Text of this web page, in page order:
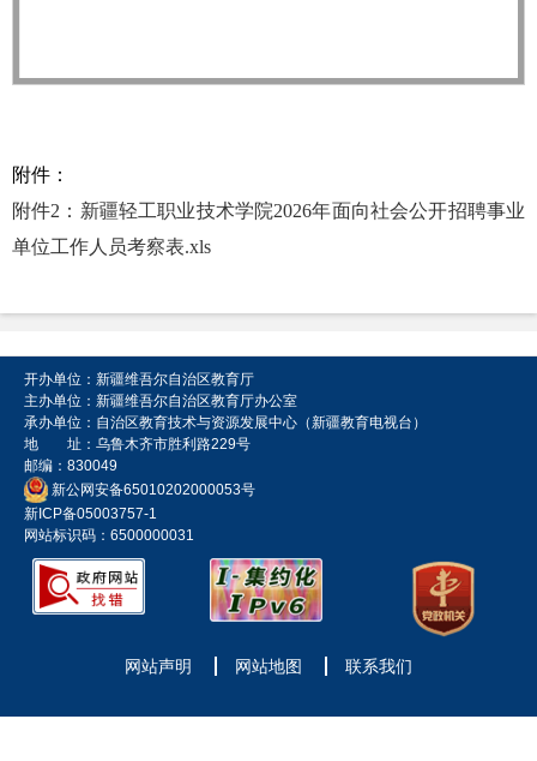
附件：
附件2：新疆轻工职业技术学院2026年面向社会公开招聘事业
单位工作人员考察表.xls
开办单位：新疆维吾尔自治区教育厅
主办单位：新疆维吾尔自治区教育厅办公室
承办单位：自治区教育技术与资源发展中心（新疆教育电视台）
地 址：乌鲁木齐市胜利路229号
邮编：830049
新公网安备65010202000053号
新ICP备05003757-1
网站标识码：6500000031
网站声明 网站地图 联系我们